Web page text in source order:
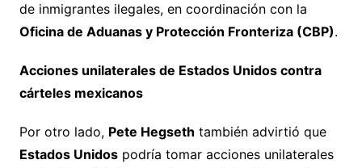
de inmigrantes ilegales, en coordinación con la
Oficina de Aduanas y Protección Fronteriza (CBP).
Acciones unilaterales de Estados Unidos contra
cárteles mexicanos
Por otro lado, Pete Hegseth también advirtió que
Estados Unidospodría tomar acciones unilaterales